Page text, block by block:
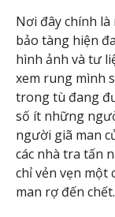
Nơi đây chính
bảo tàng hiện
hình ảnh và tư
xem rung mình
trong tù đang
số ít những
người giã man
các nhà tra tấn
chỉ vẻn vẹn một
man rợ đến chết.